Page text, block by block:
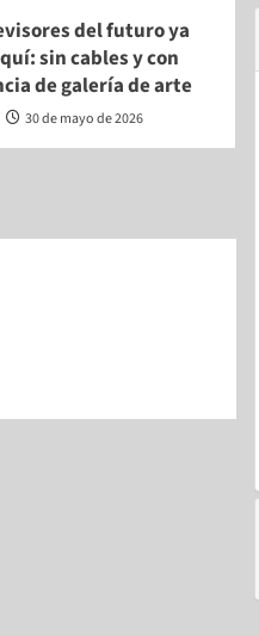
del futuro ya
sin cables y con
de galería de arte
30 de mayo de 2026